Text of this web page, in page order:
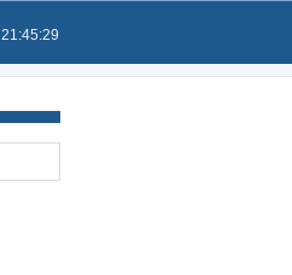
21:45:29